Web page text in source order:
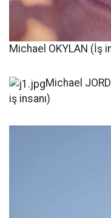
Michael OKYLAN (İş
Michael
iş insanı)